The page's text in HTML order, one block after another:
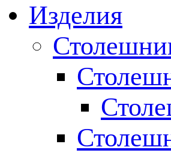
Изделия